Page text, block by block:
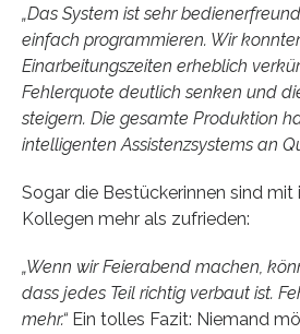
„Das System ist sehr
einfach programmieren. Wir
Einarbeitungszeiten erheblich
Fehlerquote deutlich senken und
steigern. Die gesamte Produktion
intelligenten Assistenzsystems an
Sogar die Bestückerinnen sind mit
Kollegen mehr als zufrieden:
„Wenn wir Feierabend machen,
dass jedes Teil richtig verbaut ist.
mehr.“ Ein tolles Fazit: Niemand